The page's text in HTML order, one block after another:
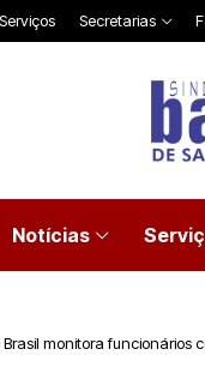
Serviços Secretarias
Notícias
monitora funcionários